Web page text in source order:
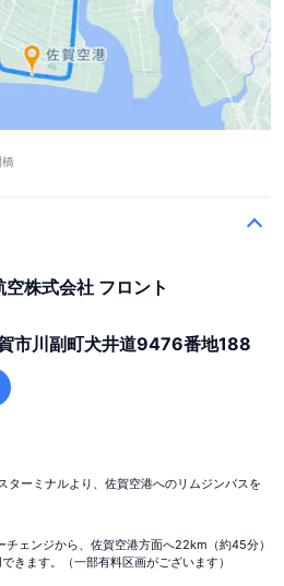
株式会社 フロント
市川副町犬井道9476番地188
ターミナルより、佐賀空港へのリムジンバスを
ェンジから、佐賀空港方面へ22km（約45分）
きます。（一部有料区画がございます）